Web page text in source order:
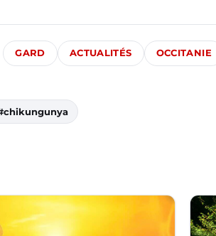
GARD ACTUALITÉS OCCITANIE